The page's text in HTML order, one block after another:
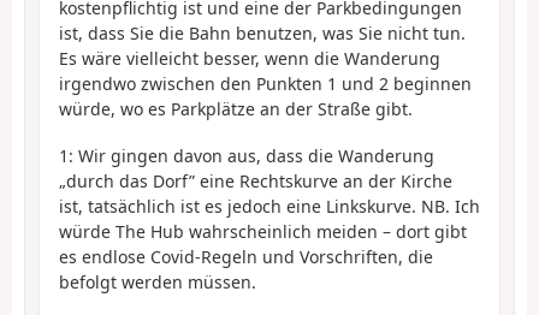
kostenpflichtig ist und eine der Parkbedingungen
ist, dass Sie die Bahn benutzen, was Sie nicht tun.
Es wäre vielleicht besser, wenn die Wanderung
irgendwo zwischen den Punkten 1 und 2 beginnen
würde, wo es Parkplätze an der Straße gibt.
1: Wir gingen davon aus, dass die Wanderung
„durch das Dorf” eine Rechtskurve an der Kirche
ist, tatsächlich ist es jedoch eine Linkskurve. NB. Ich
würde The Hub wahrscheinlich meiden – dort gibt
es endlose Covid-Regeln und Vorschriften, die
befolgt werden müssen.